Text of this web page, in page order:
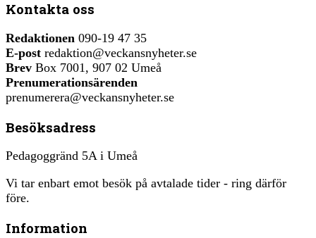
Kontakta oss
Redaktionen 090-19 47 35
E-post redaktion@veckansnyheter.se
Brev Box 7001, 907 02 Umeå
Prenumerationsärenden
prenumerera@veckansnyheter.se
Besöksadress
Pedagoggränd 5A i Umeå
Vi tar enbart emot besök på avtalade tider - ring därför
före.
Information